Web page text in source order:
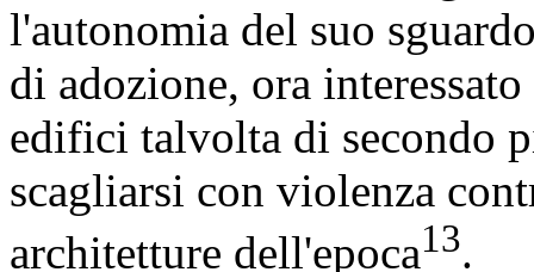
l'autonomia del suo
di adozione, ora
edifici talvolta di secondo
scagliarsi con violenza
architetture dell'epoca13.